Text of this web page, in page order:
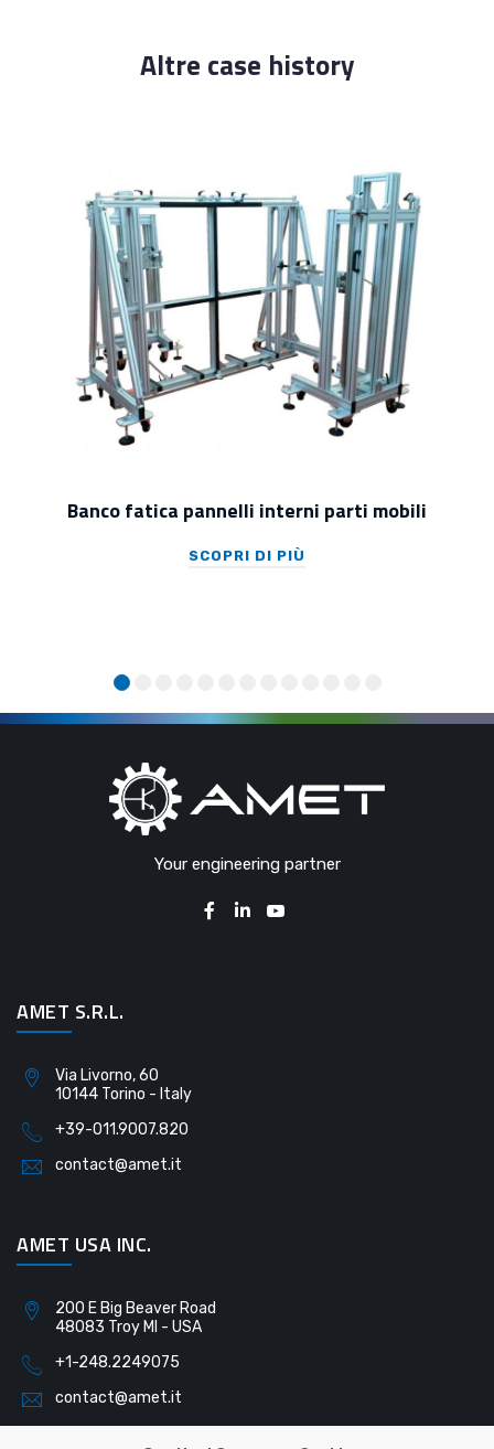
Altre case history
Banco fatica pannelli interni parti mobili
SCOPRI DI PIÙ
Your engineering partner
AMET S.R.L.
Via Livorno, 60
10144 Torino - Italy
+39-011.9007.820
contact@amet.it
AMET USA INC.
200 E Big Beaver Road
48083 Troy MI - USA
+1-248.2249075
contact@amet.it